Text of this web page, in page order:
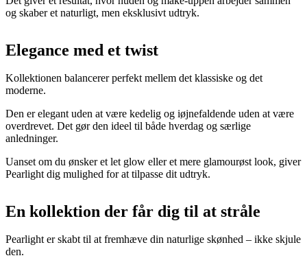
og skaber et naturligt, men eksklusivt udtryk.
Elegance med et twist
Kollektionen balancerer perfekt mellem det klassiske og det
moderne.
Den er elegant uden at være kedelig og iøjnefaldende uden at være
overdrevet. Det gør den ideel til både hverdag og særlige
anledninger.
Uanset om du ønsker et let glow eller et mere glamourøst look, giver
Pearlight dig mulighed for at tilpasse dit udtryk.
En kollektion der får dig til at stråle
Pearlight er skabt til at fremhæve din naturlige skønhed – ikke skjule
den.